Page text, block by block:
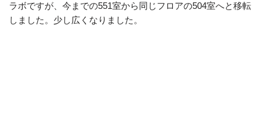
ラボですが、今までの551室から同じフロアの504室へと移転
しました。少し広くなりました。